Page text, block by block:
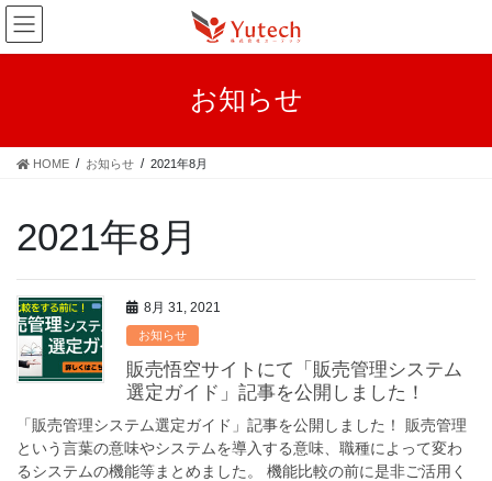
コ
ン
テ
ス
ナ
ビ
ゲ
ン
お知らせ
HOME お知らせ 2021年8月
2021年8月
8月 31, 2021
お知らせ
販売悟空サイトにて「販売管理システム
選定ガイド」記事を公開しました！
「販売管理システム選定ガイド」記事を公開しました！ 販売管理
という言葉の意味やシステムを導入する意味、職種によって変わ
るシステムの機能等まとめました。 機能比較の前に是非ご活用く